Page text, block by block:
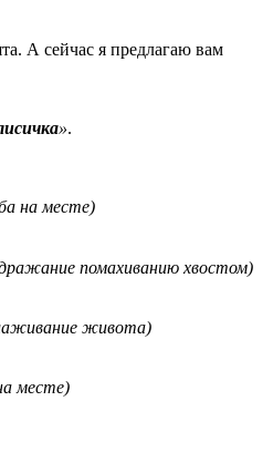
А сейчас я предлагаю вам
».
на месте)
помахиванию хвостом)
живота)
месте)